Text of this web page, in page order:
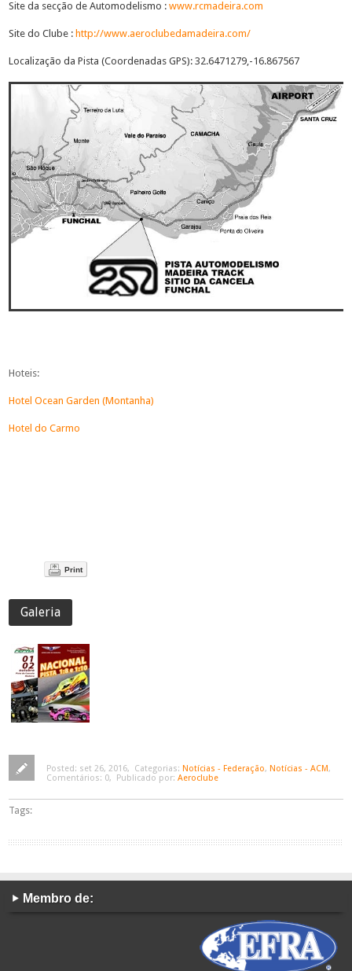
Site da secção de Automodelismo : www.rcmadeira.com
Site do Clube : http://www.aeroclubedamadeira.com/
Localização da Pista (Coordenadas GPS): 32.6471279,-16.867567
Hoteis:
Hotel Ocean Garden (Montanha)
Hotel do Carmo
Print
Galeria
Posted: set 26, 2016, Categorias: Notícias - Federação, Notícias - ACM,
Comentários: 0, Publicado por: Aeroclube
Tags:
Membro de: